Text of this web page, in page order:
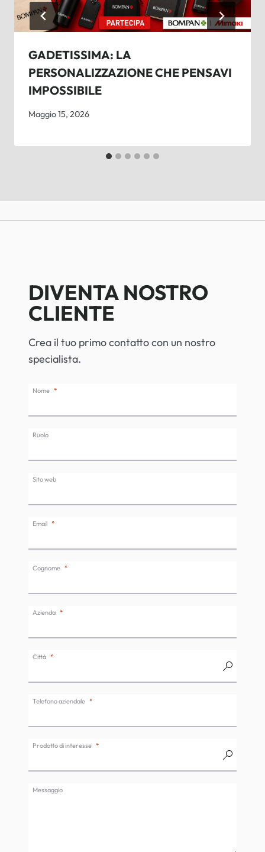
GADETISSIMA: LA
PERSONALIZZAZIONE CHE PENSAVI
IMPOSSIBILE
Maggio 15, 2026
DIVENTA NOSTRO
CLIENTE
Crea il tuo primo contatto con un nostro
specialista.
Nome
Ruolo
Sito web
Email
Cognome
Azienda
Città
Telefono aziendale
Prodotto di interesse
Messaggio